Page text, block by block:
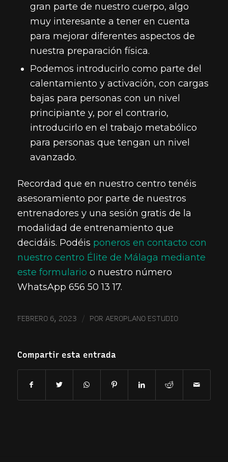
gran parte de nuestro cuerpo, algo
muy interesante a tener en cuenta
para mejorar diferentes aspectos de
nuestra preparación física.
Podemos introducirlo como parte del
calentamiento y activación, con cargas
bajas para personas con un nivel
principiante y, por el contrario,
introducirlo en el trabajo metabólico
para personas que tengan un nivel
avanzado.
Recordad que en nuestro centro tenéis
asesoramiento por parte de nuestros
entrenadores y una sesión gratis de la
modalidad de entrenamiento que
decidáis. Podéis poneros en contacto con
nuestro centro Élite de Málaga mediante
este formulario o nuestro número
WhatsApp 656 50 13 17.
FEBRERO 6, 2023 / POR AEROPLANO ESTUDIO
Compartir esta entrada